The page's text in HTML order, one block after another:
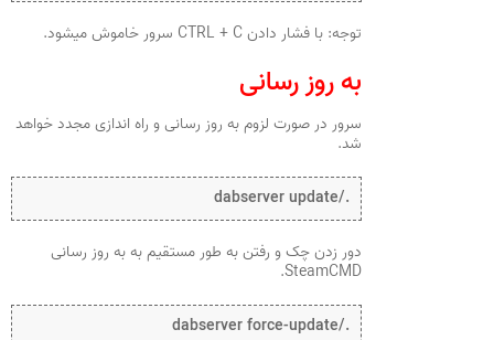
توجه: با فشار دادن CTRL + C سرور خاموش میشود.
به روز رسانی
سرور در صورت لزوم به روز رسانی و راه اندازی مجدد خواهد
شد.
./dabserver update
دور زدن چک و رفتن به طور مستقیم به به روز رسانی
SteamCMD.
./dabserver force-update